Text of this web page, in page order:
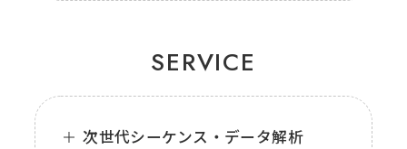
SERVICE
次世代シーケンス・データ解析